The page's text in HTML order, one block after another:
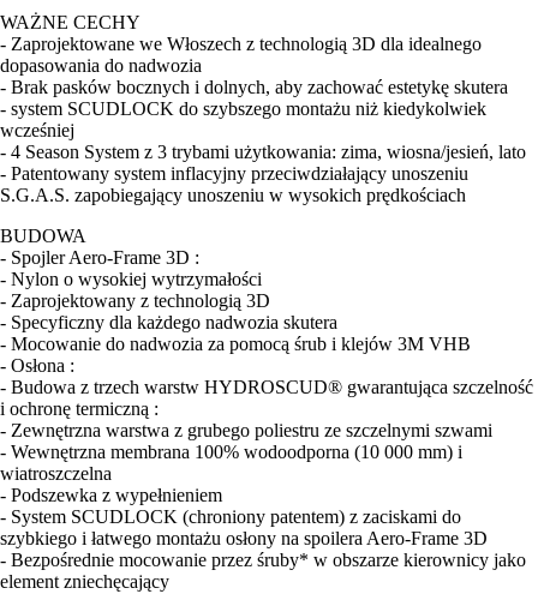
WAŻNE CECHY
- Zaprojektowane we Włoszech z technologią 3D dla idealnego
dopasowania do nadwozia
- Brak pasków bocznych i dolnych, aby zachować estetykę skutera
- system SCUDLOCK do szybszego montażu niż kiedykolwiek
wcześniej
- 4 Season System z 3 trybami użytkowania: zima, wiosna/jesień, lato
- Patentowany system inflacyjny przeciwdziałający unoszeniu
S.G.A.S. zapobiegający unoszeniu w wysokich prędkościach
BUDOWA
- Spojler Aero-Frame 3D :
- Nylon o wysokiej wytrzymałości
- Zaprojektowany z technologią 3D
- Specyficzny dla każdego nadwozia skutera
- Mocowanie do nadwozia za pomocą śrub i klejów 3M VHB
- Osłona :
- Budowa z trzech warstw HYDROSCUD® gwarantująca szczelność
i ochronę termiczną :
- Zewnętrzna warstwa z grubego poliestru ze szczelnymi szwami
- Wewnętrzna membrana 100% wodoodporna (10 000 mm) i
wiatroszczelna
- Podszewka z wypełnieniem
- System SCUDLOCK (chroniony patentem) z zaciskami do
szybkiego i łatwego montażu osłony na spoilera Aero-Frame 3D
- Bezpośrednie mocowanie przez śruby* w obszarze kierownicy jako
element zniechęcający